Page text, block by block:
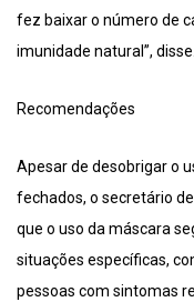
fez baixar o número de
imunidade natural”, disse.
Recomendações
Apesar de desobrigar o
fechados, o secretário
que o uso da máscara
situações específicas,
pessoas com sintomas